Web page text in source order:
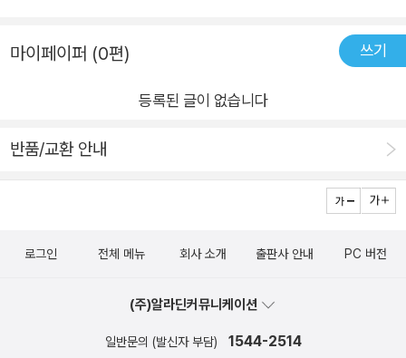
단하듯 판단하면 안 되겠다고 느끼고, 내가 아는 얼마 안 되는 지
식에 하나님을 욱여넣어서 가볍게 말해도 안 되겠다고 느낄 때가
회학을 공부했지만, 아이들에게 쉽게 목사 노릇을 하려는 것 같지
는 중이라는 것을 밝히고, 자신들이 그랬던 것처럼, 아이 역시 하
나님을 경험하며 고유한 자신만의 길을 가게 될 것을 인정한다.
기도, 천국과 지옥, 삼위일체, 문화, 환경, 남성과 여성 등의 만만
가 복잡하고, 어려워서 지나치게 단순화하지 않는다. 이러한 이유
자가 이 책의 목적을 놓치지 않고 노력한 모습이 끝까지 보인 듯
마이페이퍼 (0편) 쓰기
등록된 글이 없습니다
반품/교환 안내
로그인 전체 메뉴 회사 소개 출판사 안내 PC 버전
(주)알라딘커뮤니케이션
일반문의 (발신자 부담) 1544-2514